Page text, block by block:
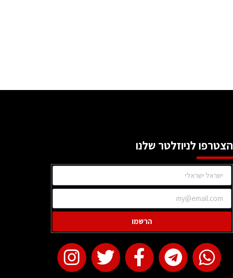
הצטרפו לניוזלטר שלנו
הרשמו